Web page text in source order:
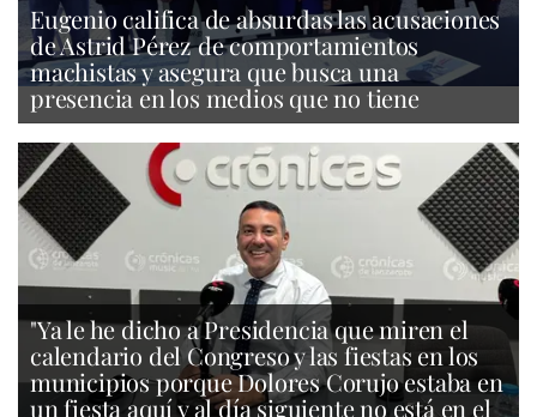
Eugenio califica de absurdas las acusaciones
de Astrid Pérez de comportamientos
machistas y asegura que busca una
presencia en los medios que no tiene
"Ya le he dicho a Presidencia que miren el
calendario del Congreso y las fiestas en los
municipios porque Dolores Corujo estaba en
un fiesta aquí y al día siguiente no está en el